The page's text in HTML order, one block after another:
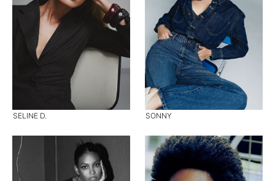
SELINE D. SONNY